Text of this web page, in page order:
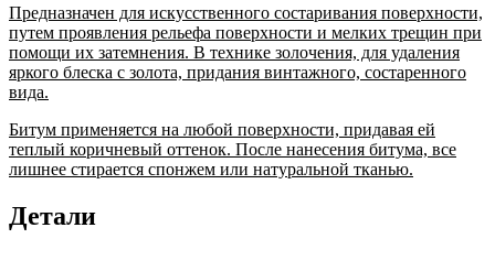
Предназначен для искусственного состаривания поверхности,
путем проявления рельефа поверхности и мелких трещин при
помощи их затемнения. В технике золочения, для удаления
яркого блеска с золота, придания винтажного, состаренного
вида.
Битум применяется на любой поверхности, придавая ей
теплый коричневый оттенок. После нанесения битума, все
лишнее стирается спонжем или натуральной тканью.
Детали